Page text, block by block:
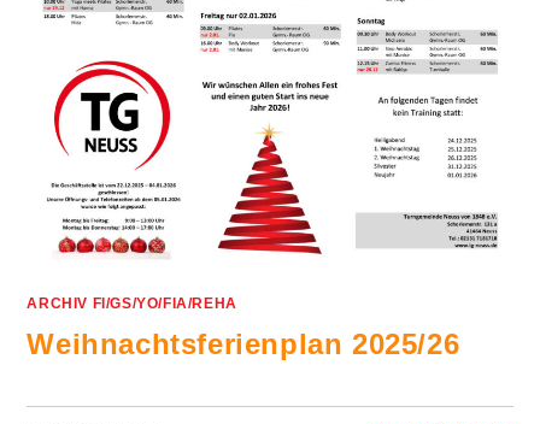
ARCHIV FI/GS/YO/FIA/REHA
Weihnachtsferienplan 2025/26